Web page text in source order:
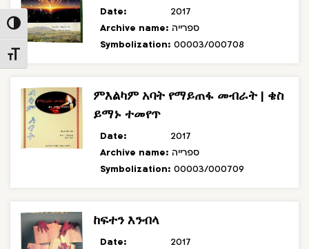
Toggle High Contrast
Toggle Font size
Date:
2017
Archive name: ספרייה
Symbolization: 00003/000708
ምእልካም አባት የማይጠፋ መብራት | ቄስ
ይማኑ ተመየጥ
Date:
2017
Archive name: ספרייה
Symbolization: 00003/000709
ከፍተን እንብላ
Date:
2017